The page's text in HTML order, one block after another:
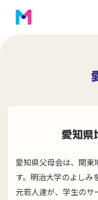
愛知県
愛知県父母会は、関東
す。明治大学のよしみ
元若人達が、学生のサ